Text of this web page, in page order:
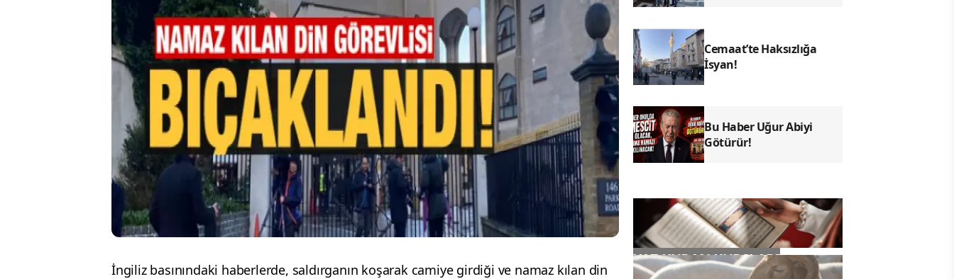
İngiliz basınındaki haberlerde, saldırganın koşarak camiye girdiği ve namaz kılan din
Cemaat’te Haksızlığa
İsyan!
Bu Haber Uğur Abiyi
Götürür!
YAZ KURAN KURSLARI